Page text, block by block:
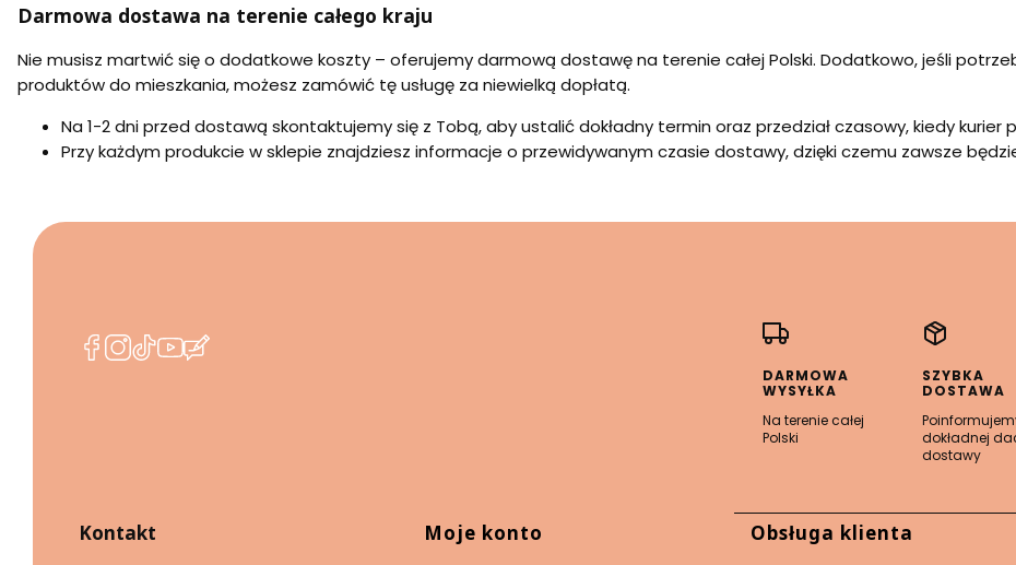
Darmowa dostawa na terenie całego kraju
Nie musisz martwić się o dodatkowe koszty – oferujemy darmową dostawę na terenie całej Polski. Dodatkowo, jeśli
produktów do mieszkania, możesz zamówić tę usługę za niewielką dopłatą.
Na 1-2 dni przed dostawą skontaktujemy się z Tobą, aby ustalić dokładny termin oraz przedział czasowy, kiedy kurier
Przy każdym produkcie w sklepie znajdziesz informacje o przewidywanym czasie dostawy, dzięki czemu zawsze
(Otwiera
(Otwiera
(Otwiera
(Otwiera
(Otwiera
DARMOWA
WYSYŁKA
Na terenie całej
Polski
SZYBKA
DOSTAWA
dokładnej
dostawy
Kontakt Linki w stopce
Moje konto Obsługa klienta